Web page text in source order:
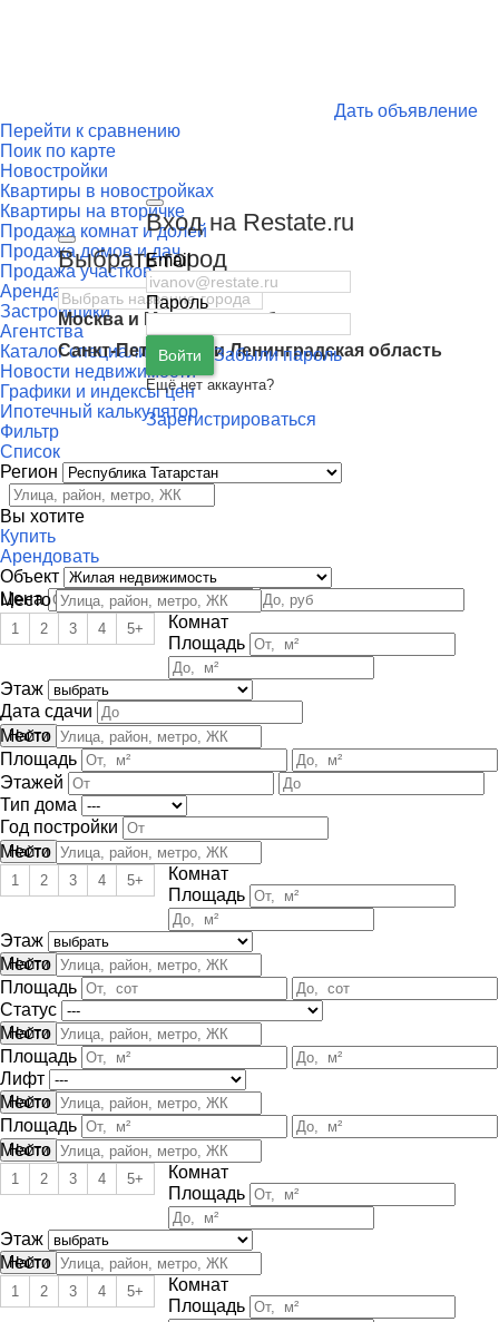
Дать объявление
Перейти к сравнению
Поик по карте
Новостройки
Квартиры в новостройках
Квартиры на вторичке
Продажа комнат и долей
Продажа домов и дач
Продажа участков
Аренда квартир
Застройщики
Агентства
Каталог специалистов
Новости недвижимости
Графики и индексы цен
Ипотечный калькулятор
Выбрать город
Москва и Московская область
Санкт-Петербург
иЛенинградская область
Вход на Restate.ru
Email
Пароль
Войти Забыли пароль
Ещё нет аккаунта?
Зарегистрироваться
Фильтр
Список
Регион
Вы хотите
Купить
Арендовать
Объект
Цена
Место
Комнат
1 2 3 4 5+
Площадь
Этаж
Дата сдачи
Место
Площадь
Этажей
Тип дома
Год постройки
Место
Комнат
1 2 3 4 5+
Площадь
Этаж
Место
Площадь
Статус
Место
Площадь
Лифт
Место
Площадь
Место
Комнат
1 2 3 4 5+
Площадь
Этаж
Место
Комнат
1 2 3 4 5+
Площадь